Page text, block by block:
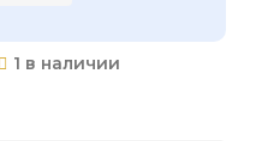
1 в наличии